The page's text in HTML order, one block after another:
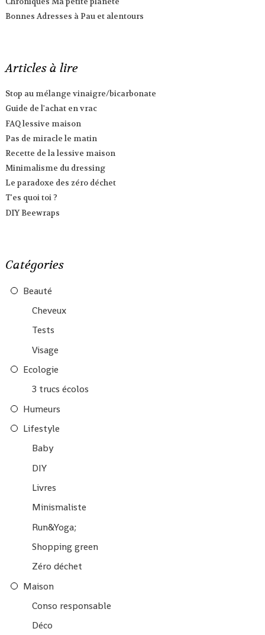
Bonnes Adresses à Pau et alentours
Articles à lire
Stop au mélange vinaigre/bicarbonate
Guide de l'achat en vrac
FAQ lessive maison
Pas de miracle le matin
Recette de la lessive maison
Minimalisme du dressing
Le paradoxe des zéro déchet
T'es quoi toi ?
DIY Beewraps
Catégories
Beauté
Cheveux
Tests
Visage
Ecologie
3 trucs écolos
Humeurs
Lifestyle
Baby
DIY
Livres
Minismaliste
Run&Yoga;
Shopping green
Zéro déchet
Maison
Conso responsable
Déco